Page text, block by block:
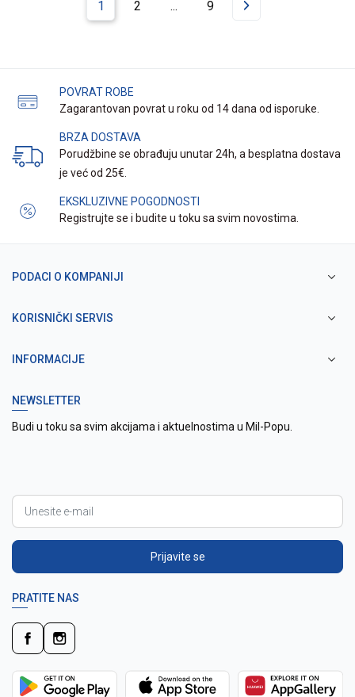
1 2 ... 9
POVRAT ROBE
Zagarantovan povrat u roku od 14 dana od isporuke.
BRZA DOSTAVA
Porudžbine se obrađuju unutar 24h, a besplatna dostava
je već od 25€.
EKSKLUZIVNE POGODNOSTI
Registrujte se i budite u toku sa svim novostima.
PODACI O KOMPANIJI
KORISNIČKI SERVIS
INFORMACIJE
NEWSLETTER
Budi u toku sa svim akcijama i aktuelnostima u Mil-Popu.
Prijavite se
PRATITE NAS